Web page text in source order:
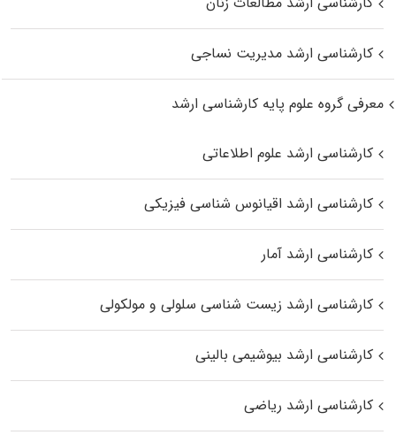
کارشناسی ارشد مدیریت نساجی
معرفی گروه علوم پایه کارشناسی ارشد
کارشناسی ارشد علوم اطلاعاتی
کارشناسی ارشد اقیانوس‌ شناسی فیزیکی
کارشناسی ارشد آمار
کارشناسی ارشد زیست شناسی سلولی و مولکولی
کارشناسی ارشد بیوشیمی بالینی
کارشناسی ارشد ریاضی